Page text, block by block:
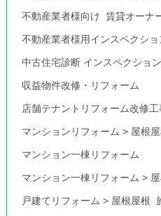
不動産業者様向け 賃貸オーナ
不動産業者様用インスペクショ
中古住宅診断 インスペクション
収益物件改修・リフォーム
店舗テナントリフォーム改修工
マンションリフォーム > 屋根
マンション一棟リフォーム
マンション一棟リフォーム >
戸建てリフォーム > 屋根屋根